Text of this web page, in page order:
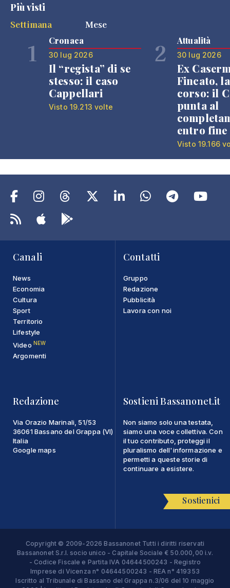
Più visti
Settimana
Mese
1 Cronaca
30 lug 2026
Il “regista” di se
stesso: il caso
Cappellari
Visto 19.213 volte
2 Attualità
30 lug 2026
Ex
Fincato,
corso: il
punta al
entro fine
Visto 19.166
Canali
News
Economia
Cultura
Sport
Territorio
Lifestyle
Video NEW
Argomenti
Contatti
Gruppo
Redazione
Pubblicità
Lavora con noi
Redazione
Via Orazio Marinali, 51/53
36061 Bassano del Grappa (VI)
Italia
Google maps
Sostieni Bassanonet.it
Non siamo solo una testata,
siamo una voce collettiva. Con
il tuo contributo, proteggi il
pluralismo dell'informazione e
permetti a queste storie di
continuare a esistere.
Sostienici
Copyright © 2009-2026 Bassanonet Tutti i diritti riservati
Bassanonet S.r.l. socio unico - Capitale Sociale € 50.000,00 i.v.
- Codice Fiscale e Partita IVA 04644500243 - Registro
Imprese di Vicenza n° 04644500243 - REA n° 419353
Iscritto al Tribunale di Bassano del Grappa n.3/06 del 10 maggio